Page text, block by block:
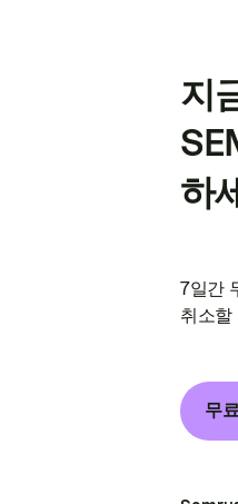
지
하
7일간
취소할
무